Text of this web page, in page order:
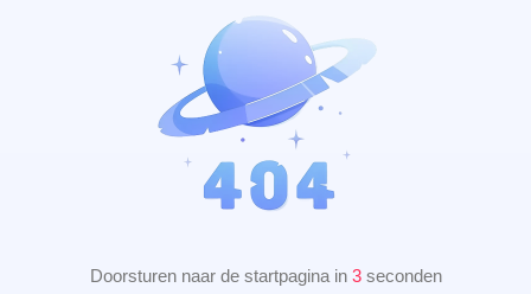
Doorsturen naar de startpagina in 3seconden